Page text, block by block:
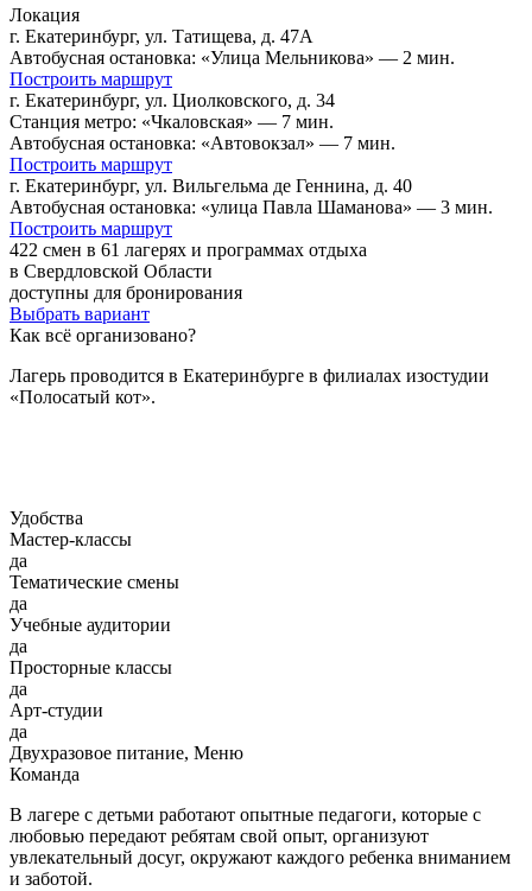
Локация
г. Екатеринбург, ул. Татищева, д. 47А
Автобусная остановка: «Улица Мельникова» — 2 мин.
Построить маршрут
г. Екатеринбург, ул. Циолковского, д. 34
Станция метро: «Чкаловская» — 7 мин.
Автобусная остановка: «Автовокзал» — 7 мин.
Построить маршрут
г. Екатеринбург, ул. Вильгельма де Геннина, д. 40
Автобусная остановка: «улица Павла Шаманова» — 3 мин.
Построить маршрут
422 смен в 61 лагерях и программах отдыха
в Свердловской Области
доступны для бронирования
Выбрать вариант
Как всё организовано?
Лагерь проводится в Екатеринбурге в филиалах изостудии
«Полосатый кот».
Удобства
Мастер-классы
да
Тематические смены
да
Учебные аудитории
да
Просторные классы
да
Арт-студии
да
Двухразовое питание, Меню
Команда
В лагере с детьми работают опытные педагоги, которые с
любовью передают ребятам свой опыт, организуют
увлекательный досуг, окружают каждого ребенка вниманием
и заботой.